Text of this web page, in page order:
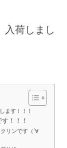
荷しまし
ます！！！
！！！
リンです（´∀